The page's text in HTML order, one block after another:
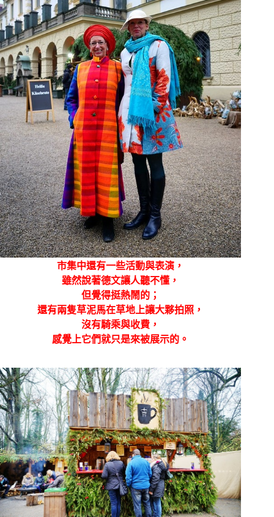
市集中還有一些活動與表演，
雖然說著德文讓人聽不懂，
但覺得挺熱鬧的；
還有兩隻草泥馬在草地上讓大夥拍照，
沒有騎乘與收費，
感覺上它們就只是來被展示的。